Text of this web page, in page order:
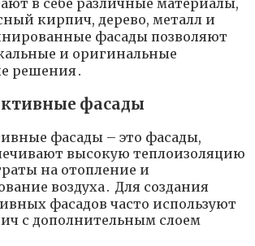
в себе различные материалы,
кирпич, дерево, металл и
фасады позволяют
и оригинальные
решения․
фасады
фасады – это фасады,
высокую теплоизоляцию
на отопление и
воздуха․ Для создания
фасадов часто используют
с дополнительным слоем